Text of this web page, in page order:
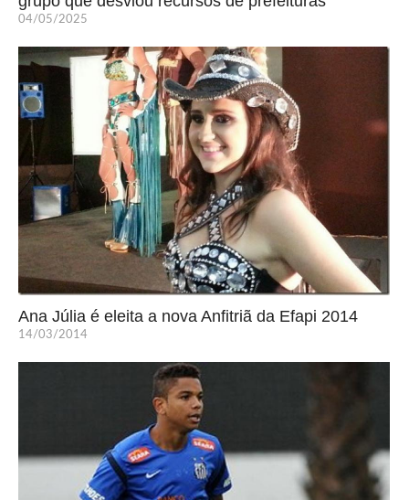
04/05/2025
Ana Júlia é eleita a nova Anfitriã da Efapi 2014
14/03/2014